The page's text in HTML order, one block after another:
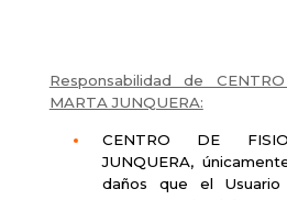
Responsabilidad de
MARTA JUNQUERA:
CENTRO DE
JUNQUERA,
daños que el